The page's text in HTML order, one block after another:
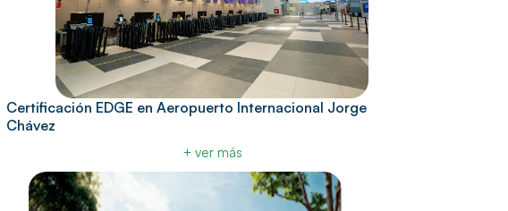
Certificación EDGE en Aeropuerto Internacional Jorge
Chávez
+ ver más